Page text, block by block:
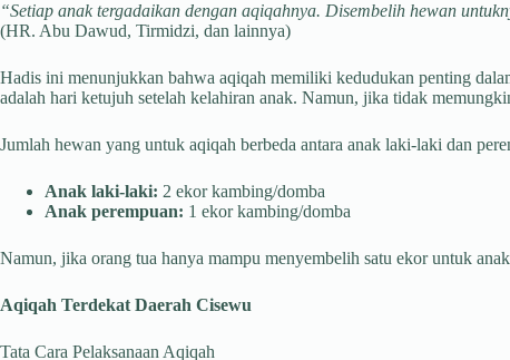
“Setiap anak tergadaikan dengan aqiqahnya. Disembelih hewan
(HR. Abu Dawud, Tirmidzi, dan lainnya)
Hadis ini menunjukkan bahwa aqiqah memiliki kedudukan penting
adalah hari ketujuh setelah kelahiran anak. Namun, jika tidak
Jumlah hewan yang untuk aqiqah berbeda antara anak laki-laki dan
Anak laki-laki: 2 ekor kambing/domba
Anak perempuan: 1 ekor kambing/domba
Namun, jika orang tua hanya mampu menyembelih satu ekor untuk
Aqiqah Terdekat Daerah Cisewu
Tata Cara Pelaksanaan Aqiqah